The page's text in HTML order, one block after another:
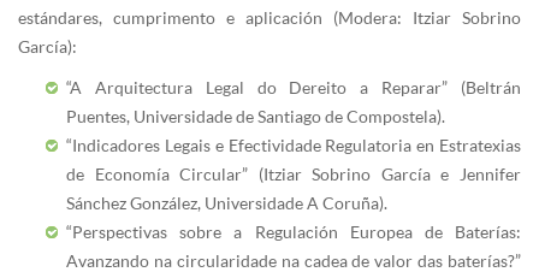
estándares, cumprimento e aplicación (Modera: Itziar Sobrino
García):
“A Arquitectura Legal do Dereito a Reparar” (Beltrán
Puentes, Universidade de Santiago de Compostela).
“Indicadores Legais e Efectividade Regulatoria en Estratexias
de Economía Circular” (Itziar Sobrino García e Jennifer
Sánchez González, Universidade A Coruña).
“Perspectivas sobre a Regulación Europea de Baterías:
Avanzando na circularidade na cadea de valor das baterías?”